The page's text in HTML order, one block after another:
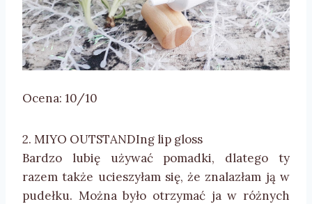
Ocena: 10/10
2. MIYO OUTSTANDIng lip gloss
Bardzo lubię używać pomadki, dlatego ty
razem także ucieszyłam się, że znalazłam ją w
pudełku. Można było otrzymać ja w różnych